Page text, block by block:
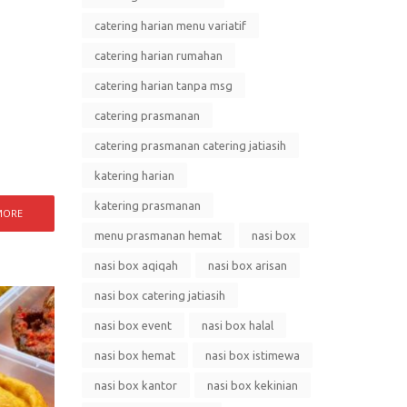
catering harian menu variatif
catering harian rumahan
catering harian tanpa msg
catering prasmanan
catering prasmanan catering jatiasih
katering harian
katering prasmanan
menu prasmanan hemat nasi box
nasi box aqiqah nasi box arisan
nasi box catering jatiasih
nasi box event nasi box halal
nasi box hemat nasi box istimewa
nasi box kantor nasi box kekinian